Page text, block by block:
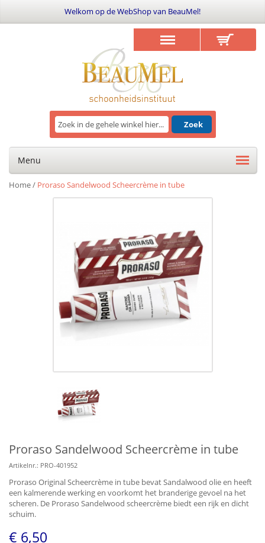
Welkom op de WebShop van BeauMel!
Zoek
Menu
Home/ Proraso Sandelwood Scheercrème in tube
Proraso Sandelwood Scheercrème in tube
Artikelnr.: PRO-401952
Proraso Original Scheercrème in tube bevat Sandalwood olie en heeft
een kalmerende werking en voorkomt het branderige gevoel na het
scheren. De Proraso Sandelwood scheercrème biedt een rijk en dicht
schuim.
€ 6,50